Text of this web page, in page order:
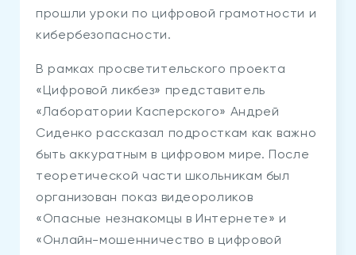
прошли уроки по цифровой грамотности и
кибербезопасности.
В рамках просветительского проекта
«Цифровой ликбез» представитель
«Лаборатории Касперского» Андрей
Сиденко рассказал подросткам как важно
быть аккуратным в цифровом мире. После
теоретической части школьникам был
организован показ видеороликов
«Опасные незнакомцы в Интернете» и
«Онлайн-мошенничество в цифровой